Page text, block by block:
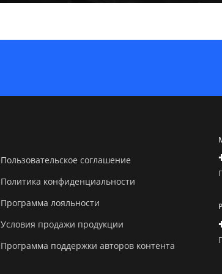
Пользовательское соглашение
Политика конфиденциальности
Программа лояльности
Условия продажи продукции
Программа поддержки авторов контента